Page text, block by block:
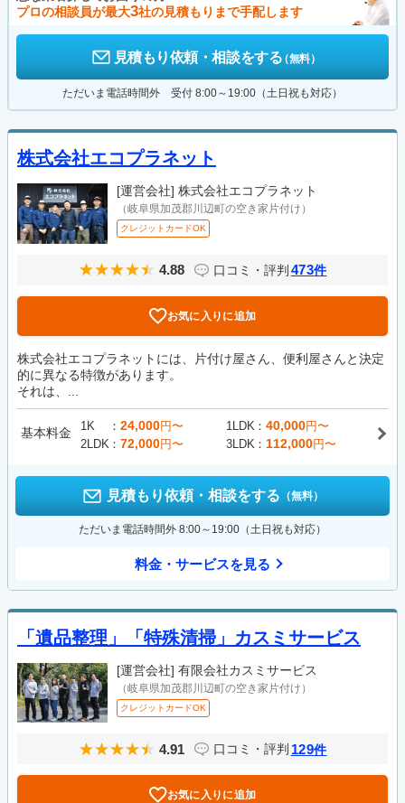
プロの相談員が最大3社の見積もりまで手配します
見積もり依頼・相談をする（無料）
ただいま電話時間外 受付 8:00～19:00（土日祝も対応）
株式会社エコプラネット
[運営会社] 株式会社エコプラネット
（岐阜県加茂郡川辺町の空き家片付け）
クレジットカードOK
4.88 口コミ・評判 473件
お気に入りに追加
株式会社エコプラネットには、片付け屋さん、便利屋さんと決定
的に異なる特徴があります。
それは、...
基本料金 1K 24,000円〜 1LDK 40,000円〜
2LDK
72,000円〜 3LDK 112,000円〜
見積もり依頼・相談をする （無料）
ただいま電話時間外 8:00～19:00（土日祝も対応）
料金・サービスを見る
「遺品整理」「特殊清掃」カスミサービス
[運営会社] 有限会社カスミサービス
（岐阜県加茂郡川辺町の空き家片付け）
クレジットカードOK
4.91 口コミ・評判 129件
お気に入りに追加